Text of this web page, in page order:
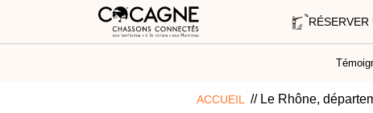
RÉSERVER
ACCUEIL // Le Rhône,